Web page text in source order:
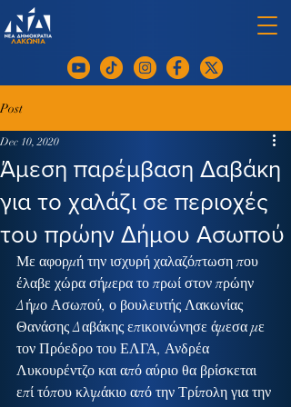
Post
Άμεση παρέμβαση Δαβάκη
για το χαλάζι σε περιοχές
του πρώην Δήμου Ασωπού
Dec 10, 2020
Με αφορμή την ισχυρή χαλαζόπτωση που
έλαβε χώρα σήμερα το πρωί στον πρώην
Δήμο Ασωπού, ο βουλευτής Λακωνίας
Θανάσης Δαβάκης επικοινώνησε άμεσα με
τον Πρόεδρο του ΕΛΓΑ, Ανδρέα
Λυκουρέντζο και από αύριο θα βρίσκεται
επί τόπου κλιμάκιο από την Τρίπολη για την